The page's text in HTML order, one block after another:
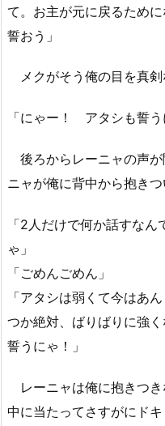
て。お主が元に戻るため
誓おう」
メクがそう俺の目を真剣
「にゃー！ アタシも誓う
後ろからレーニャの声
ニャが俺に背中から抱きつ
「2人だけで何か話すな
ゃ」
「ごめんごめん」
「アタシは弱くて今はあ
つか絶対、ばりばりに強
誓うにゃ！」
レーニャは俺に抱きつ
中に当たってさすがにド